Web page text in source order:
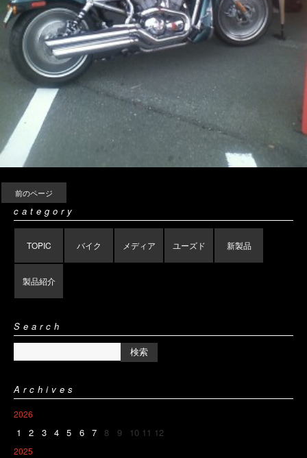
前のページ
category
TOPIC バイク メディア ユーズド 新製品
製品紹介
Search
Archives
2026
1 2 3 4 5 6 7 8 9 10 11 12
2025